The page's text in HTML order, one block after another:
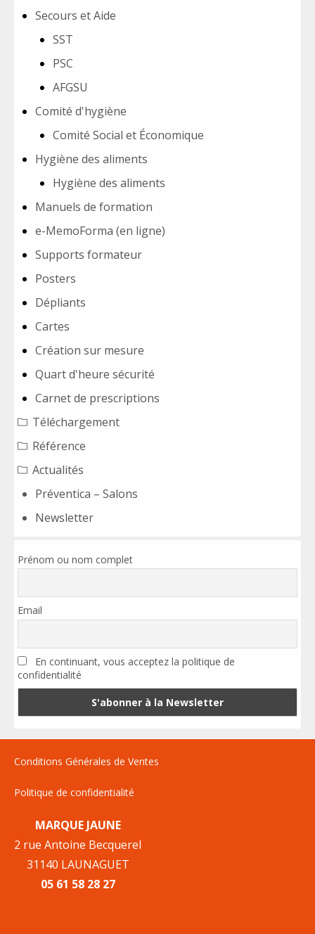
Secours et Aide
SST
PSC
AFGSU
Comité d'hygiène
Comité Social et Économique
Hygiène des aliments
Hygiène des aliments
Manuels de formation
e-MemoForma (en ligne)
Supports formateur
Posters
Dépliants
Cartes
Création sur mesure
Quart d'heure sécurité
Carnet de prescriptions
Téléchargement
Référence
Actualités
Préventica – Salons
Newsletter
Prénom ou nom complet
Email
En continuant, vous acceptez la politique de
confidentialité
Conditions Générales de Ventes
Politique de confidentialité
MARQUE JAUNE
2 rue Antoine Becquerel
31140 LAUNAGUET
05 61 58 28 27